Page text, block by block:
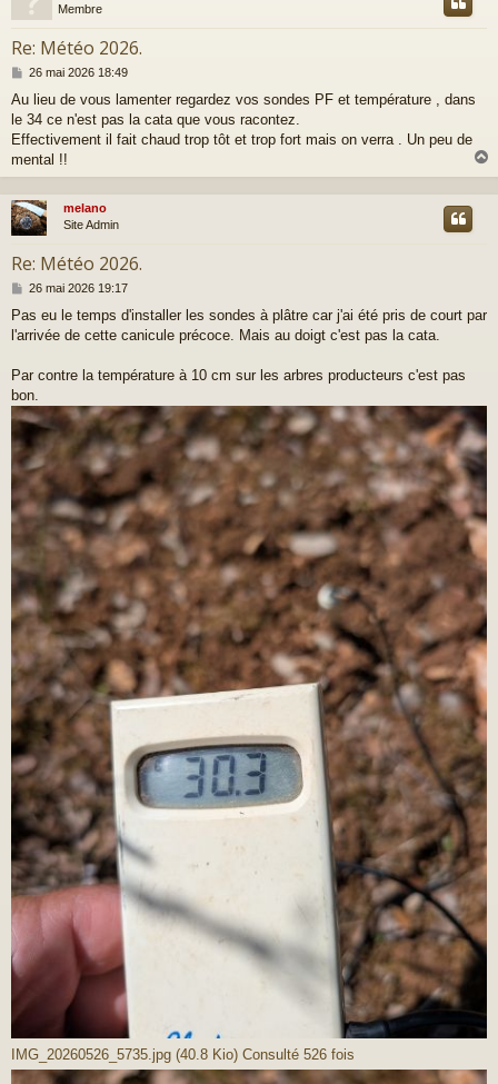
Membre
Re: Météo 2026.
M
s
s
a
g
26 mai 2026 18:49
Au lieu de vous lamenter regardez vos sondes PF et température , dans
le 34 ce n'est pas la cata que vous racontez.
Effectivement il fait chaud trop tôt et trop fort mais on verra . Un peu de
mental !!
a
melano
Site Admin
Re: Météo 2026.
M
s
s
g
26 mai 2026 19:17
Pas eu le temps d'installer les sondes à plâtre car j'ai été pris de court par
l'arrivée de cette canicule précoce. Mais au doigt c'est pas la cata.
Par contre la température à 10 cm sur les arbres producteurs c'est pas
bon.
IMG_20260526_5735.jpg (40.8 Kio) Consulté 526 fois